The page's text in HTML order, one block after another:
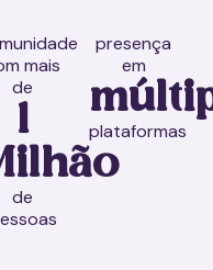
mais
de
1
de
presença
em
plataformas